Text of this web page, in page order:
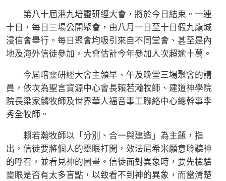
第八十屆港九培靈研經大會，將於今日結束。一連
十日，每日三場公開聚會，由八月一日至十日假九龍城
浸信會舉行。每日聚會均吸引來自不同堂會、甚至是內
地及海外信徒參加，大會估計今年參加人次超逾十萬。
今屆培靈研經大會主領早、午及晚堂三場聚會的講
員，依次為聖言資源中心會長賴若瀚牧師、建道神學院
院長梁家麟牧師及世界華人福音事工聯絡中心總幹事李
秀全牧師。
賴若瀚牧師以「分別、合一與建造」為主題，指
出，信徒要將個人的靈眼打開，效法尼希米願意聆聽神
的呼召，並看見神的圖畫。信徒面對異象時，要先檢驗
靈眼是否有太多盲點，以致看不到神的異象，而當清楚